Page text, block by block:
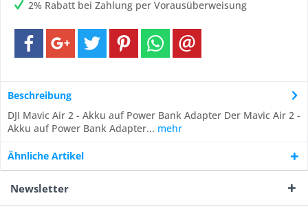
2% Rabatt bei Zahlung per Vorausüberweisung
Beschreibung
DJI Mavic Air 2 - Akku auf Power Bank Adapter Der Mavic Air 2 -
Akku auf Power Bank Adapter... mehr
Ähnliche Artikel
Newsletter